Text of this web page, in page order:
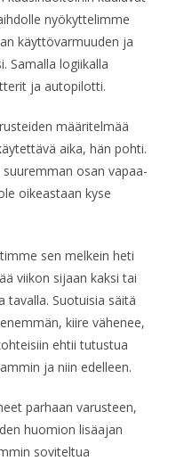
nyökyttelimme
käyttövarmuuden ja
Samalla logiikalla
ja autopilotti.
määritelmää
aika, hän pohti.
osan vapaa-
oikeastaan kyse
sen melkein heti
viikon sijaan kaksi tai
tavalla. Suotuisia säitä
kiire vähenee,
ehtii tutustua
ja niin edelleen.
parhaan varusteen,
huomion lisäajan
soviteltua